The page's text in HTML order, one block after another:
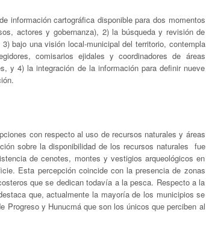
información cartográfica disponible para dos momentos
actores y gobernanza), 2) la búsqueda y revisión de
bajo una visión local-municipal del territorio, contempla
comisarios ejidales y coordinadores de áreas
y 4) la integración de la información para definir nueve
con respecto al uso de recursos naturales y áreas
sobre la disponibilidad de los recursos naturales fue
de cenotes, montes y vestigios arqueológicos en
Esta percepción coincide con la presencia de zonas
que se dedican todavía a la pesca. Respecto a la
que, actualmente la mayoría de los municipios se
y Hunucmá que son los únicos que perciben al